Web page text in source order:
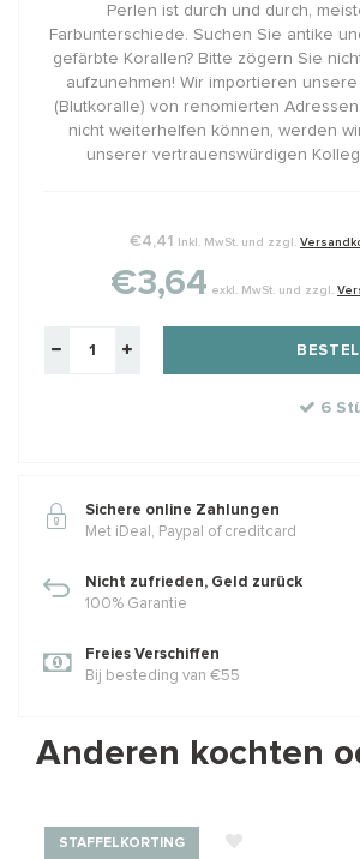
Perlen ist durch und durch,
Farbunterschiede. Suchen Sie antike
gefärbte Korallen? Bitte zögern Sie
aufzunehmen! Wir importieren
(Blutkoralle) von renomierten
nicht weiterhelfen können, werden
unserer vertrauenswürdigen
€4,41 Inkl. MwSt. und zzgl.
€3,64 exkl. MwSt. und zzgl.
BESTEL
6
Sichere online Zahlungen
Met iDeal, Paypal of creditcard
Nicht zufrieden, Geld zurück
100% Garantie
Freies Verschiffen
Bij besteding van €55
Anderen kochten
STAFFELKORTING